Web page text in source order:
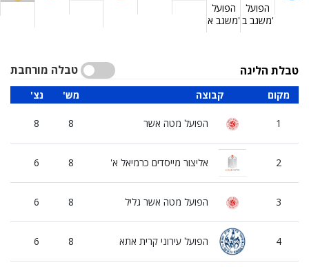
הפועל
משגב א'
הפועל
משגב ב'
טבלה מורחבת טבלת הליגה
'נצ 'מש קבוצה מקום
8 8 הפועל מטה אשר 1
6 8 אליצור מייסדים כרמיאל א' 2
6 8 הפועל מטה אשר גליל 3
6 8 הפועל עירוני קרית אתא 4